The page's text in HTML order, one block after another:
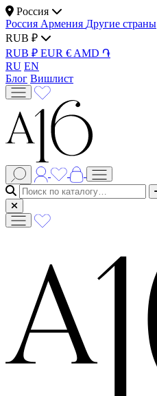
Россия
Россия Армения Другие страны
RUB ₽
RUB ₽ EUR € AMD ֏
RU EN
Блог Вишлист